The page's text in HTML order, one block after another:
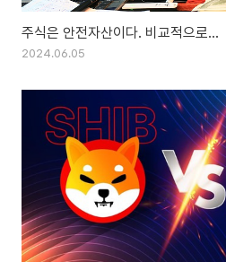
주식은 안전자산이다. 비교적으로...
2024.06.05